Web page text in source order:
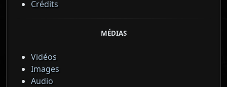
Crédits
MÉDIAS
Vidéos
Images
Audio